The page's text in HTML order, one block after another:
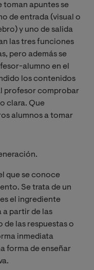
toman apuntes se
de entrada (visual o
y uno de salida
las tres funciones
pero además se
alumno en el
los contenidos
profesor comprobar
clara. Que
alumnos a tomar
que se conoce
Se trata de un
el ingrediente
a partir de las
de las respuestas o
inmediata
forma de enseñar